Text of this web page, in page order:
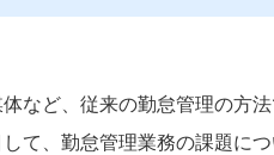
など、従来の勤怠管理の方
て、勤怠管理業務の課題につ